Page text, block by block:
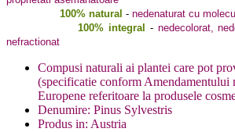
100% natural - nedenaturat cu
100% integral - nedecolorat,
nefractionat
Compusi naturali ai plantei care pot
(specificatie conform Amendamentului
Europene referitoare la produsele
Denumire: Pinus Sylvestris
Produs in: Austria